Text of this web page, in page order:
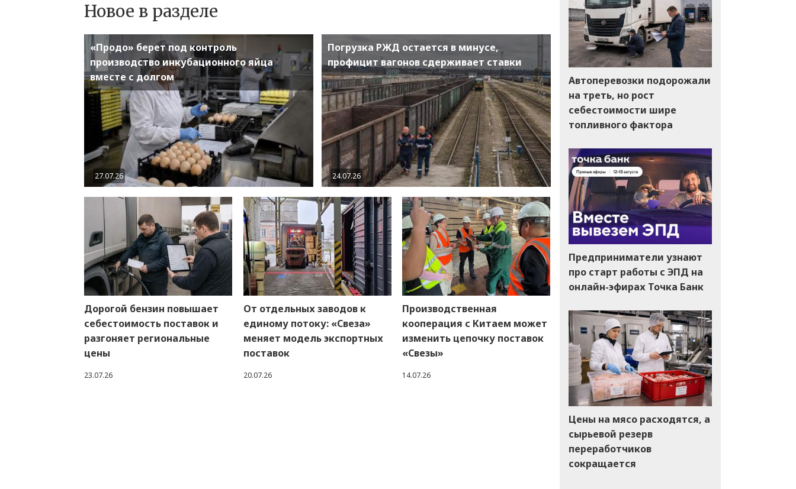
Новое в разделе
«Продо» берет под контроль
производство инкубационного яйца
вместе с долгом
27.07.26
Погрузка РЖД остается в минусе,
профицит вагонов сдерживает ставки
24.07.26
Дорогой бензин повышает
себестоимость поставок и
разгоняет региональные
цены
23.07.26
От отдельных заводов к
единому потоку: «Свеза»
меняет модель экспортных
поставок
20.07.26
Производственная
кооперация с Китаем может
изменить цепочку поставок
«Свезы»
14.07.26
Автоперевозки подорожали
на треть, но рост
себестоимости шире
топливного фактора
Предприниматели узнают
про старт работы с ЭПД на
онлайн-эфирах Точка Банк
Цены на мясо расходятся, а
сырьевой резерв
переработчиков
сокращается